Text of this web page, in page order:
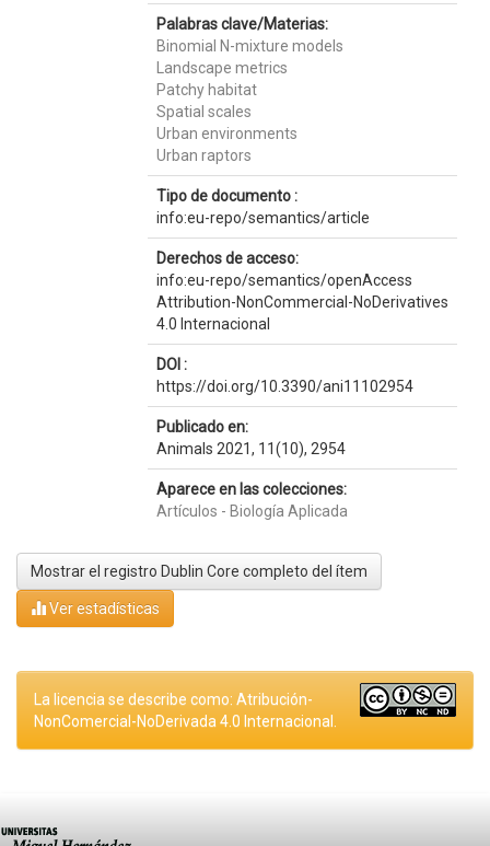
Palabras clave/Materias:
Binomial N-mixture models
Landscape metrics
Patchy habitat
Spatial scales
Urban environments
Urban raptors
Tipo de documento :
info:eu-repo/semantics/article
Derechos de acceso:
info:eu-repo/semantics/openAccess
Attribution-NonCommercial-NoDerivatives
4.0 Internacional
DOI :
https://doi.org/10.3390/ani11102954
Publicado en:
Animals 2021, 11(10), 2954
Aparece en las colecciones:
Artículos - Biología Aplicada
Mostrar el registro Dublin Core completo del ítem
Ver estadísticas
La licencia se describe como: Atribución-
NonComercial-NoDerivada 4.0 Internacional.